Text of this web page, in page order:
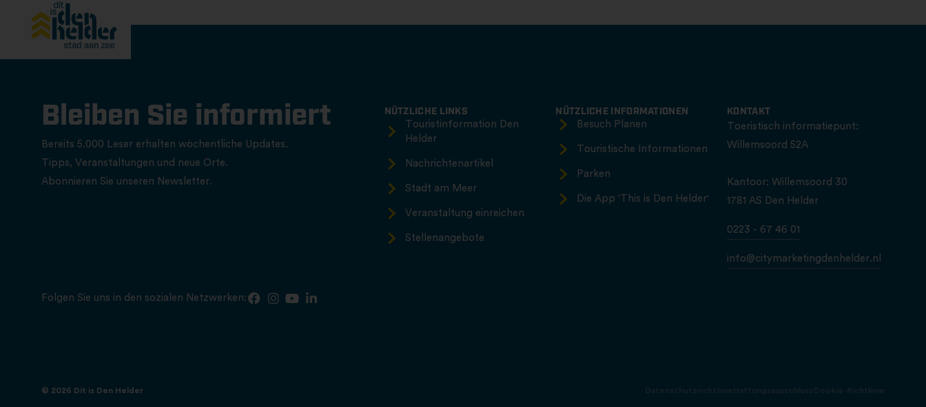
Bleiben Sie informiert
Bereits 5.000 Leser erhalten wöchentliche Updates.
Tipps, Veranstaltungen und neue Orte.
Abonnieren Sie unseren Newsletter.
NÜTZLICHE LINKS
Touristinformation Den
Helder
Nachrichtenartikel
Stadt am Meer
Veranstaltung einreichen
Stellenangebote
NÜTZLICHE INFORMATIONEN
Besuch Planen
Touristische Informationen
Parken
Die App 'This is Den Helder'
KONTAKT
Toeristisch informatiepunt:
Willemsoord 52A
Kantoor: Willemsoord 30
1781 AS Den Helder
0223 - 67 46 01
info@citymarketingdenhelder.nl
Folgen Sie uns in den sozialen Netzwerken:
© 2026 Dit is Den Helder